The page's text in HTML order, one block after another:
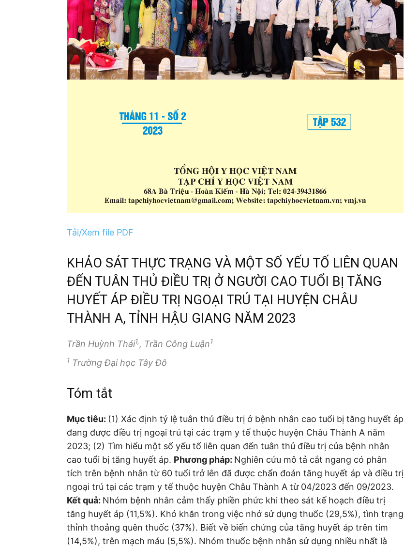
Tải/Xem file PDF
KHẢO SÁT THỰC TRẠNG VÀ MỘT SỐ YẾU TỐ LIÊN QUAN
ĐẾN TUÂN THỦ ĐIỀU TRỊ Ở NGƯỜI CAO TUỔI BỊ TĂNG
HUYẾT ÁP ĐIỀU TRỊ NGOẠI TRÚ TẠI HUYỆN CHÂU
THÀNH A, TỈNH HẬU GIANG NĂM 2023
Trần Huỳnh Thái1,, Trần Công Luận1
1 Trường Đại học Tây Đô
Tóm tắt
Mục tiêu: (1) Xác định tỷ lệ tuân thủ điều trị ở bệnh nhân cao tuổi bị tăng huyết áp
đang được điều trị ngoại trú tại các trạm y tế thuộc huyện Châu Thành A năm
2023; (2) Tìm hiểu một số yếu tố liên quan đến tuân thủ điều trị của bệnh nhân
cao tuổi bị tăng huyết áp. Phương pháp: Nghiên cứu mô tả cắt ngang có phân
tích trên bệnh nhân từ 60 tuổi trở lên đã được chẩn đoán tăng huyết áp và điều trị
ngoại trú tại các trạm y tế thuộc huyện Châu Thành A từ 04/2023 đến 09/2023.
Kết quả: Nhóm bệnh nhân cảm thấy phiền phức khi theo sát kế hoạch điều trị
tăng huyết áp (11,5%). Khó khăn trong việc nhớ sử dụng thuốc (29,5%), tình trạng
thỉnh thoảng quên thuốc (37%). Biết về biến chứng của tăng huyết áp trên tim
(14,5%), trên mạch máu (5,5%). Nhóm thuốc bệnh nhân sử dụng nhiều nhất là